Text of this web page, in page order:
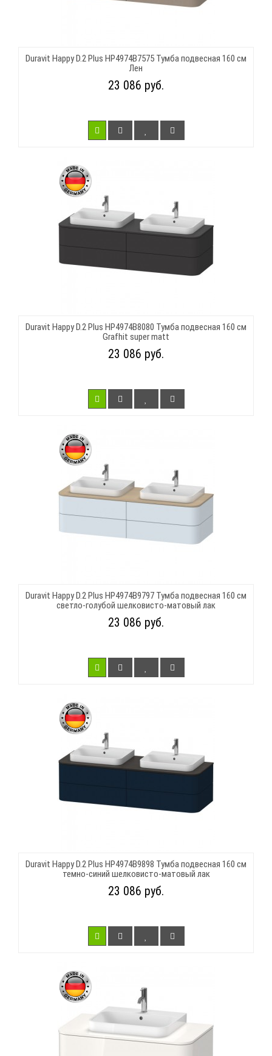
Duravit Happy D.2 Plus HP4974B7575 Тумба подвесная 160 см
Лен
23 086 руб.
Duravit Happy D.2 Plus HP4974B8080 Тумба подвесная 160 см
Grafhit super matt
23 086 руб.
Duravit Happy D.2 Plus HP4974B9797 Тумба подвесная 160 см
светло-голубой шелковисто-матовый лак
23 086 руб.
Duravit Happy D.2 Plus HP4974B9898 Тумба подвесная 160 см
темно-синий шелковисто-матовый лак
23 086 руб.